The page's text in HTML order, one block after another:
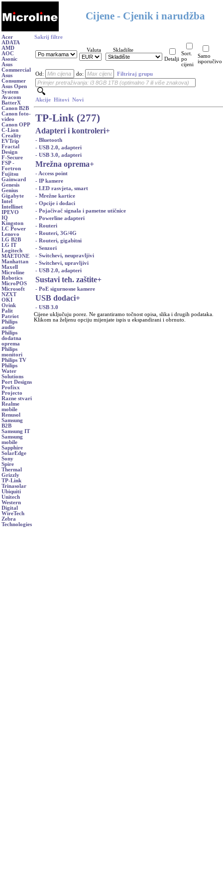
Cijene - Cjenik i narudžba
Acer
ADATA
AMD
AOC
Asonic
Asus
Commercial
Asus
Consumer
Asus Open
System
Avacom
BatterX
Canon B2B
Canon foto-
video
Canon OPP
C-Lion
Creality
EVTrip
Fractal
Design
F-Secure
FSP -
Fortron
Fujitsu
Gainward
Genesis
Genius
Gigabyte
Intel
Intellinet
IPEVO
IQ
Kingston
LC Power
Lenovo
LG B2B
LG IT
Logitech
MAETONE
Manhattan
Maxell
Microline
Robotics
MicroPOS
Microsoft
NZXT
OKI
Orink
Palit
Patriot
Philips
audio
Philips
dodatna
oprema
Philips
monitori
Philips TV
Philips
Water
Solutions
Port Designs
Profixx
Projecto
Razne stvari
Realme
mobile
Renusol
Samsung
B2B
Samsung IT
Samsung
mobile
Sapphire
SolarEdge
Sony
Spire
Thermal
Grizzly
TP-Link
Trinasolar
Ubiquiti
Unitech
Western
Digital
WireTech
Zebra
Technologies
Sakrij filtre
Valuta
Skladište
Detalji
Sort.
po
cijeni
Samo
isporučivo
Od: do: Filtriraj grupu
Akcije Hitovi Novi
TP-Link (277)
Adapteri i kontroleri+
- Bluetooth
- USB 2.0, adapteri
- USB 3.0, adapteri
Mrežna oprema+
- Access point
- IP kamere
- LED rasvjeta, smart
- Mrežne kartice
- Opcije i dodaci
- Pojačivač signala i pametne utičnice
- Powerline adapteri
- Routeri
- Routeri, 3G/4G
- Routeri, gigabitni
- Senzori
- Switchevi, neupravljivi
- Switchevi, upravljivi
- USB 2.0, adapteri
Sustavi teh. zaštite+
- PoE sigurnosne kamere
USB dodaci+
- USB 3.0
Cijene uključuju porez. Ne garantiramo točnost opisa, slika i drugih podataka.
Klikom na željenu opciju mijenjate ispis u ekspandirani i obrnuto.